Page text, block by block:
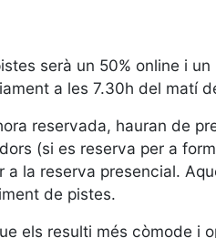
serà un 50% online i
a les 7.30h del matí
reservada, hauran de
(si es reserva per a
la reserva presencial.
de pistes.
els resulti més còmode i